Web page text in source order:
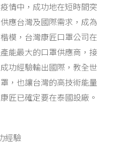
情中，成功地在短時間突
應台灣及國際需求，成為
模，台灣康匠口罩公司在
能最大的口罩供應商，接
功經驗輸出國際，教全世
，也讓台灣的高技術能量
匠已確定要在泰國設廠。
經驗